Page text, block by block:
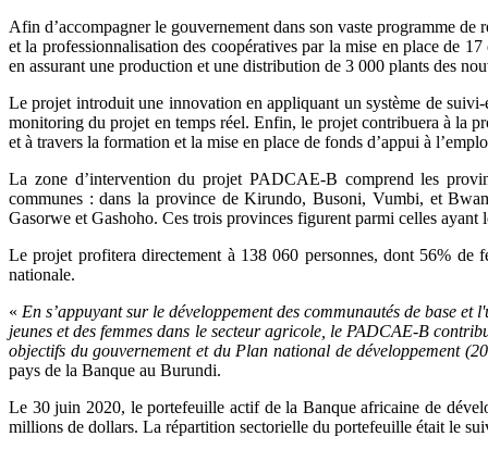
Afin d’accompagner le gouvernement dans son vaste programme
et la professionnalisation des coopératives par la mise en place de
en assurant une production et une distribution de 3 000 plants des
Le projet introduit une innovation en appliquant un système de
monitoring du projet en temps réel. Enfin, le projet contribuera à la
et à travers la formation et la mise en place de fonds d’appui à
La zone d’intervention du projet PADCAE-B comprend les
communes : dans la province de Kirundo, Busoni, Vumbi, et
Gasorwe et Gashoho. Ces trois provinces figurent parmi celles ayant
Le projet profitera directement à 138 060 personnes, dont 56% de
nationale.
« En s’appuyant sur le développement des communautés de base
jeunes et des femmes dans le secteur agricole, le PADCAE-B
objectifs du gouvernement et du Plan national de développement
pays de la Banque au Burundi.
Le 30 juin 2020, le portefeuille actif de la Banque africaine de
millions de dollars. La répartition sectorielle du portefeuille était le